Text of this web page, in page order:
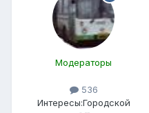
Модераторы
536
Интересы:Городской